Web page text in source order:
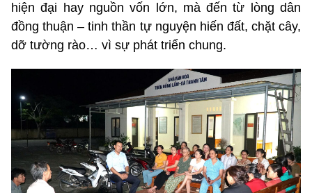
hiện đại hay nguồn vốn lớn, mà đến từ lòng dân
đồng thuận – tinh thần tự nguyện hiến đất, chặt cây,
dỡ tường rào… vì sự phát triển chung.